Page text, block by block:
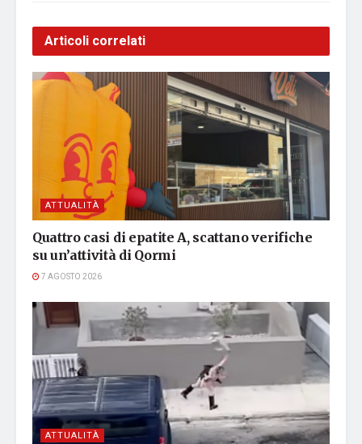
Articoli correlati
ATTUALITÀ
Quattro casi di epatite A, scattano verifiche
su un’attività di Qormi
7 AGOSTO 2026
ATTUALITÀ